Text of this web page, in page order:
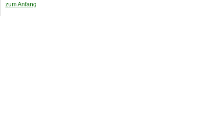
zum Anfang